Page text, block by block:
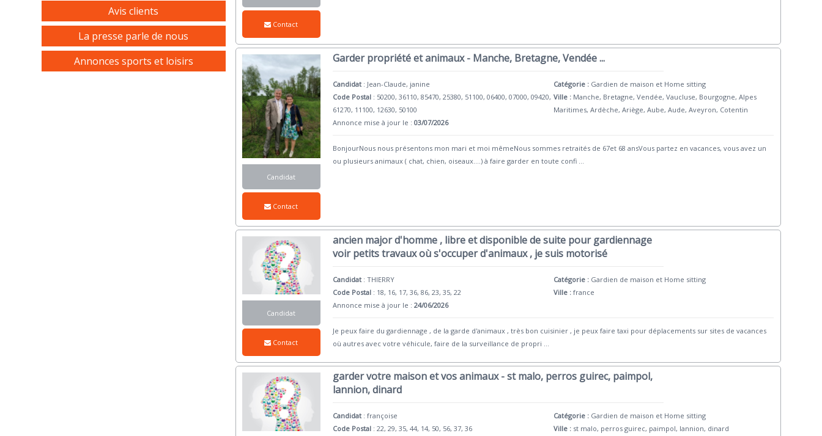
Contact
Candidat
Contact
Garder propriété et animaux - Manche, Bretagne, Vendée ...
Candidat : Jean-Claude, janine
Code Postal : 50200, 36110, 85470, 25380, 51100, 06400, 07000, 09420,
61270, 11100, 12630, 50100
Annonce mise à jour le :03/07/2026
Catégorie : Gardien de maison et Home sitting
Ville : Manche, Bretagne, Vendée, Vaucluse, Bourgogne, Alpes
Maritimes, Ardèche, Ariège, Aube, Aude, Aveyron, Cotentin
BonjourNous nous présentons mon mari et moi mêmeNous sommes retraités de 67et 68 ansVous partez en vacances, vous avez un
ou plusieurs animaux ( chat, chien, oiseaux....) à faire garder en toute confi
Candidat
Contact
ancien major d'homme , libre et disponible de suite pour gardiennage
voir petits travaux où s'occuper d'animaux , je suis motorisé
Candidat :THIERRY
Code Postal : 18, 16, 17, 36, 86, 23, 35, 22
Annonce mise à jour le :24/06/2026
Catégorie : Gardien de maison et Home sitting
Ville : france
Je peux faire du gardiennage , de la garde d'animaux , très bon cuisinier , je peux faire taxi pour déplacements sur sites de vacances
où autres avec votre véhicule, faire de la surveillance de propri
garder votre maison et vos animaux - st malo, perros guirec, paimpol,
lannion, dinard
Candidat :françoise
Code Postal : 22, 29, 35, 44, 14, 50, 56, 37, 36
Catégorie : Gardien de maison et Home sitting
Ville : st malo, perros guirec, paimpol, lannion, dinard
Avis clients
La presse parle de nous
Annonces sports et loisirs